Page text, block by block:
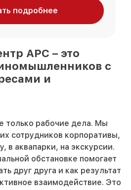
подробнее
APC – это
с
и
только рабочие дела. Мы
сотрудников корпоративы,
в аквапарки, на экскурсии.
обстановке помогает
друг друга и как результат
взаимодействие. Это